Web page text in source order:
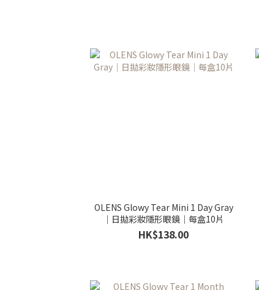
OLENS Glowy Tear Mini 1 Day Gray
｜日拋彩妝隱形眼鏡｜每盒10片
HK$138.00